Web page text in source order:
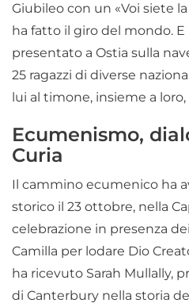
Giubileo con un «Voi siete
ha fatto il giro del mondo. E
presentato a Ostia sulla
25 ragazzi di diverse
lui al timone, insieme a
Ecumenismo,
Curia
Il cammino ecumenico ha
storico il 23 ottobre, nella
celebrazione in presenza
Camilla per lodare Dio
ha ricevuto Sarah Mullally,
di Canterbury nella storia